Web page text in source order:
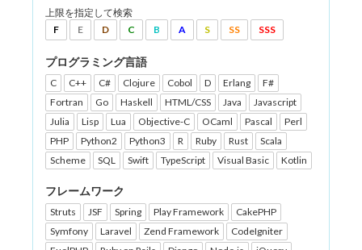
上限を指定して検索
F
E D C B A S SS SSS
プログラミング言語
C C++ C# Clojure Cobol D Erlang
F#
Fortran
Go Haskell HTML/CSS Java
Javascript
Julia
Lisp Lua Objective-C OCaml Pascal
Perl
PHP
Python2 Python3 R Ruby Rust
Scala
Scheme
SQL Swift TypeScript Visual Basic Kotlin
フレームワーク
Struts JSF Spring Play Framework
CakePHP
Symfony
Laravel Zend Framework
CodeIgniter